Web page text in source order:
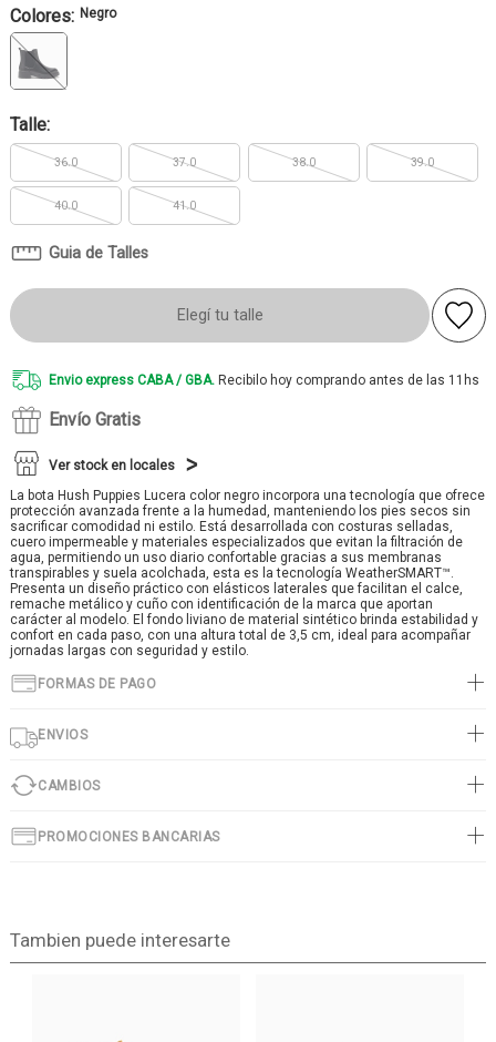
Colores: Negro
Talle:
36.0 37.0 38.0 39.0
40.0 41.0
Guia de Talles
Elegí tu talle
Envio express CABA / GBA. Recibilo hoy comprando antes de las 11hs
Envío Gratis
Ver stock en locales
La bota Hush Puppies Lucera color negro incorpora una tecnología que ofrece
protección avanzada frente a la humedad, manteniendo los pies secos sin
sacrificar comodidad ni estilo. Está desarrollada con costuras selladas,
cuero impermeable y materiales especializados que evitan la filtración de
agua, permitiendo un uso diario confortable gracias a sus membranas
transpirables y suela acolchada, esta es la tecnología WeatherSMART™.
Presenta un diseño práctico con elásticos laterales que facilitan el calce,
remache metálico y cuño con identificación de la marca que aportan
carácter al modelo. El fondo liviano de material sintético brinda estabilidad y
confort en cada paso, con una altura total de 3,5 cm, ideal para acompañar
jornadas largas con seguridad y estilo.
FORMAS DE PAGO
ENVIOS
CAMBIOS
PROMOCIONES BANCARIAS
Tambien puede interesarte